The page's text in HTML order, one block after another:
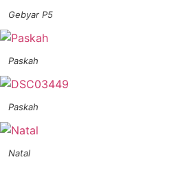
Gebyar P5
Paskah
Paskah
Natal